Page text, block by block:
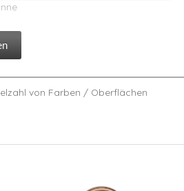
von Farben / Oberflächen